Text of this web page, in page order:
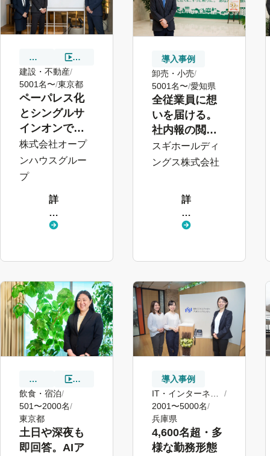
導
入
事
例
動
建設・不動産
5001名〜 東京都
ペーパレス化
とシングルサ
インオンで、
800名の入社手
続きを大幅に
効率化
株式会社オープ
ンハウスグルー
プ
詳
し
く
導入事例
卸売・小売
5001名〜 愛知県
全従業員に想
いを届ける。
社内報の閲覧
数が16倍！人
的資本経営に
スギホールディ
ングス株式会社
詳
し
く
導
入
事
例
動
飲食・宿泊
501〜2000名
東京都
土日や深夜も
即回答。AIア
導入事例
IT・インターネッ
ト
2001〜5000名
兵庫県
4,600名超・多
様な勤務形態